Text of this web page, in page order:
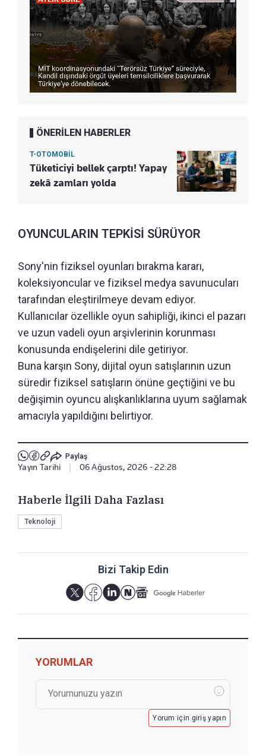
ÖNERİLEN HABERLER
T-OTOMOBİL
Tüketiciyi bellek çarptı! Yapay
zekâ zamları yolda
OYUNCULARIN TEPKİSİ SÜRÜYOR
Sony'nin fiziksel oyunları bırakma kararı,
koleksiyoncular ve fiziksel medya savunucuları
tarafından eleştirilmeye devam ediyor.
Kullanıcılar özellikle oyun sahipliği, ikinci el pazarı
ve uzun vadeli oyun arşivlerinin korunması
konusunda endişelerini dile getiriyor.
Buna karşın Sony, dijital oyun satışlarının uzun
süredir fiziksel satışların önüne geçtiğini ve bu
değişimin oyuncu alışkanlıklarına uyum sağlamak
amacıyla yapıldığını belirtiyor.
Paylaş
Yayın Tarihi 06 Ağustos, 2026 - 22:28
Haberle İlgili Daha Fazlası
Teknoloji
Bizi Takip Edin
YORUMLAR
Yorum için giriş yapın